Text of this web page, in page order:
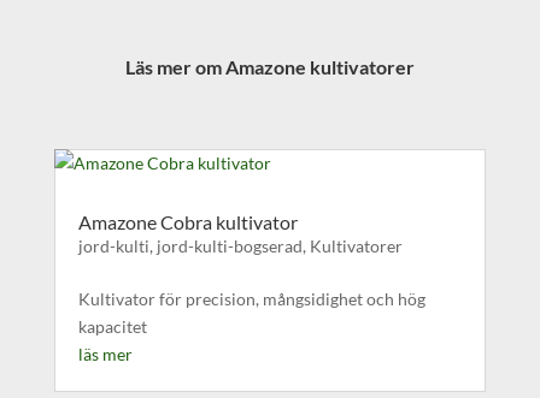
Läs mer om Amazone kultivatorer
Amazone Cobra kultivator
jord-kulti, jord-kulti-bogserad, Kultivatorer
Kultivator för precision, mångsidighet och hög
kapacitet
läs mer